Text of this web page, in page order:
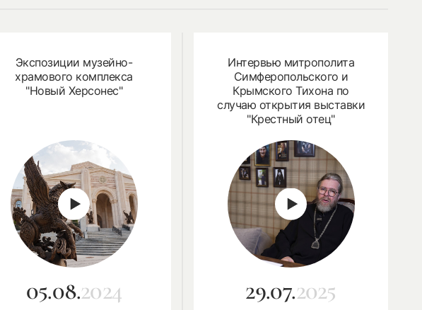
Экспозиции музейно-
храмового комплекса
"Новый Херсонес"
05.08.2024
Интервью митрополита
Симферопольского и
Крымского Тихона по
случаю открытия выставки
"Крестный отец"
29.07.2025